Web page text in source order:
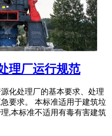
理厂运行规范
化处理厂的基本要求、处理
要求。 本标准适用于建筑垃
,本标准不适用有毒有害建筑